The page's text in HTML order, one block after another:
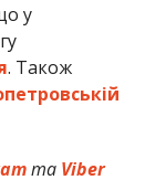
у
. Також
та Viber